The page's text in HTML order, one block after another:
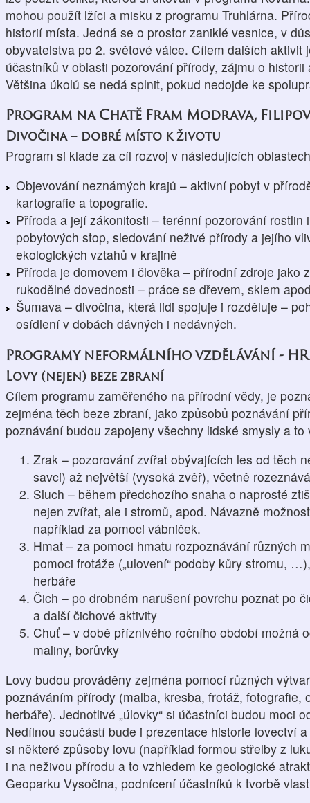
mohou použít lžíci a misku z programu Truhlárna.
historií místa. Jedná se o prostor zaniklé vesnice, v
obyvatelstva po 2. světové válce. Cílem dalších
účastníků v oblasti pozorování přírody, zájmu o
Většina úkolů se nedá splnit, pokud nedojde ke
Program na Chatě Fram Modrava,
Divočina – dobré místo k životu
Program si klade za cíl rozvoj v následujících oblastech
Objevování neznámých krajů – aktivní pobyt v
kartografie a topografie.
Příroda a její zákonitosti – terénní pozorování rostlin
pobytových stop, sledování neživé přírody a jejího
ekologických vztahů v krajině
Příroda je domovem i člověka – přírodní zdroje jako
rukodělné dovednosti – práce se dřevem, sklem
Šumava – divočina, která lidi spojuje i rozděluje –
osídlení v dobách dávných i nedávných.
Programy neformálního vzdělávání -
Lovy (nejen) beze zbraní
Cílem programu zaměřeného na přírodní vědy, je
zejména těch beze zbraní, jako způsobů poznávání
poznávání budou zapojeny všechny lidské smysly a
Zrak – pozorování zvířat obývajících les od těch
savci) až největší (vysoká zvěř), včetně
Sluch – během předchozího snaha o naprosté
nejen zvířat, ale i stromů, apod. Návazně
například za pomoci vábniček.
Hmat – za pomoci hmatu rozpoznávání různých
pomoci frotáže („ulovení“ podoby kůry stromu,
herbáře
Čich – po drobném narušení povrchu poznat po
a další čichové aktivity
Chuť – v době příznivého ročního období možná
maliny, borůvky
Lovy budou prováděny zejména pomocí různých
poznáváním přírody (malba, kresba, frotáž, fotografie,
herbáře). Jednotlivé „úlovky“ si účastníci budou moci
Nedílnou součástí bude i prezentace historie lovectví
si některé způsoby lovu (například formou střelby z
i na neživou přírodu a to vzhledem ke geologické
Geoparku Vysočina, podnícení účastníků k tvorbě